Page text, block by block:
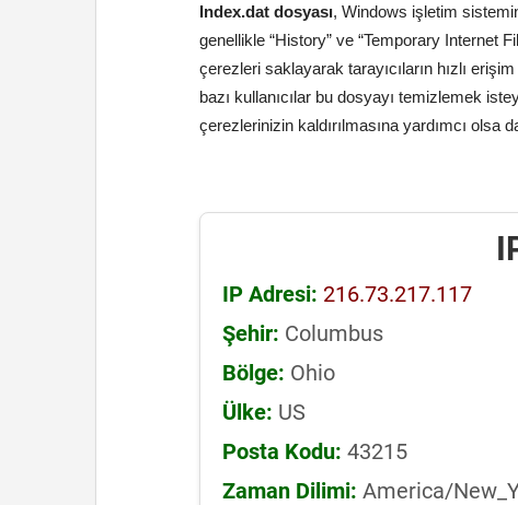
Index.dat dosyası, Windows işletim
genellikle “History” ve “Temporary Internet
çerezleri saklayarak tarayıcıların hızlı
bazı kullanıcılar bu dosyayı temizlemek
çerezlerinizin kaldırılmasına yardımcı olsa
IP Adresi: 216.73.217.117
Şehir: Columbus
Bölge: Ohio
Ülke: US
Posta Kodu: 43215
Zaman Dilimi: America/